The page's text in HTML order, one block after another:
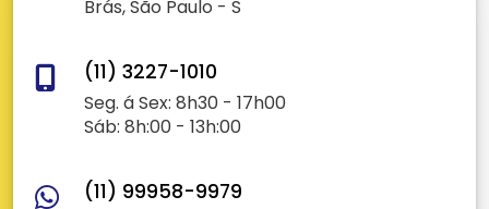
Brás, São Paulo - S
(11) 3227-1010
Seg. á Sex: 8h30 - 17h00
Sáb: 8h:00 - 13h:00
(11) 99958-9979